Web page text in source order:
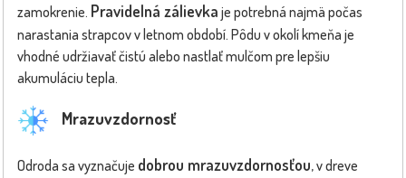
zamokrenie. Pravidelná zálievka je potrebná najmä počas
narastania strapcov v letnom období. Pôdu v okolí kmeňa je
vhodné udržiavať čistú alebo nastlať mulčom pre lepšiu
akumuláciu tepla.
Mrazuvzdornosť
Odroda sa vyznačuje dobrou mrazuvzdornosťou, v dreve